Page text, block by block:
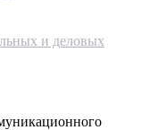
и деловых